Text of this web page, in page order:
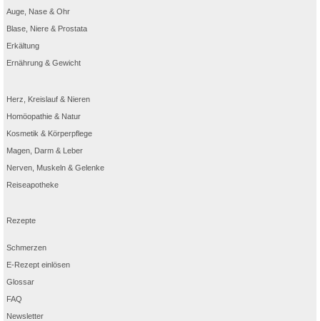
Auge, Nase & Ohr
Blase, Niere & Prostata
Erkältung
Ernährung & Gewicht
Herz, Kreislauf & Nieren
Homöopathie & Natur
Kosmetik & Körperpflege
Magen, Darm & Leber
Nerven, Muskeln & Gelenke
Reiseapotheke
Rezepte
Schmerzen
E-Rezept einlösen
Glossar
FAQ
Newsletter